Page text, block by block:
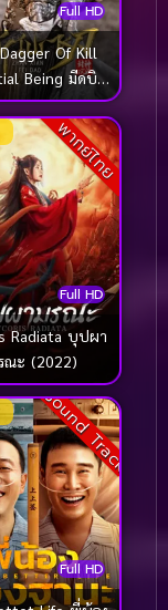
(26)
Full HD
Of Kill
Being มีดบิน
รรพสิ่ง (2023)
พากย์ไทย
Full HD
Radiata บุปผา
ณะ (2022)
Sound Track
Full HD